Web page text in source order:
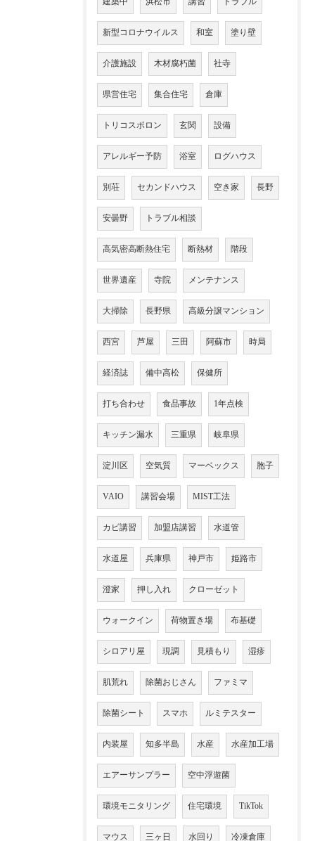
新型コロナウイルス 和室 塗り壁
介護施設 木材腐朽菌 社寺
県営住宅 集合住宅 倉庫
トリコスポロン 玄関 設備
アレルギー予防 浴室 ログハウス
別荘 セカンドハウス 空き家 長野
安曇野 トラブル相談
高気密高断熱住宅 断熱材 階段
世界遺産 寺院 メンテナンス
大掃除 長野県 高級分譲マンション
西宮 芦屋 三田 阿蘇市 時局
経済誌 備中高松 保健所
打ち合わせ 食品事故 1年点検
キッチン漏水 三重県 岐阜県
淀川区 空気質 マーベックス 胞子
VAIO 講習会場 MIST工法
カビ講習 加盟店講習 水道管
水道屋 兵庫県 神戸市 姫路市
澄家 押し入れ クローゼット
ウォークイン 荷物置き場 布基礎
シロアリ屋 現調 見積もり 湿疹
肌荒れ 除菌おじさん ファミマ
除菌シート スマホ ルミテスター
内装屋 知多半島 水産 水産加工場
エアーサンプラー 空中浮遊菌
環境モニタリング 住宅環境 TikTok
マウス 三ヶ日 水回り 冷凍倉庫